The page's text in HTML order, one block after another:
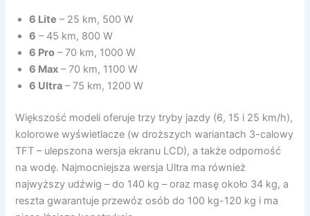
6 Lite – 25 km, 500 W
6 – 45 km, 800 W
6 Pro – 70 km, 1000 W
6 Max – 70 km, 1100 W
6 Ultra – 75 km, 1200 W
Większość modeli oferuje trzy tryby jazdy (6, 15 i 25 km/h),
kolorowe wyświetlacze (w droższych wariantach 3-calowy
TFT – ulepszona wersja ekranu LCD), a także odporność
na wodę. Najmocniejsza wersja Ultra ma również
najwyższy udźwig – do 140 kg – oraz masę około 34 kg, a
reszta gwarantuje przewóz osób do 100 kg-120 kg i ma